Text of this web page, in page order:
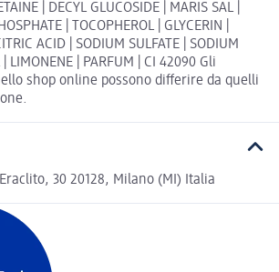
| DECYL GLUCOSIDE | MARIS SAL |
| TOCOPHEROL | GLYCERIN |
ACID | SODIUM SULFATE | SODIUM
| LIMONENE | PARFUM | CI 42090 Gli
shop online possono differire da quelli
30 20128, Milano (MI) Italia